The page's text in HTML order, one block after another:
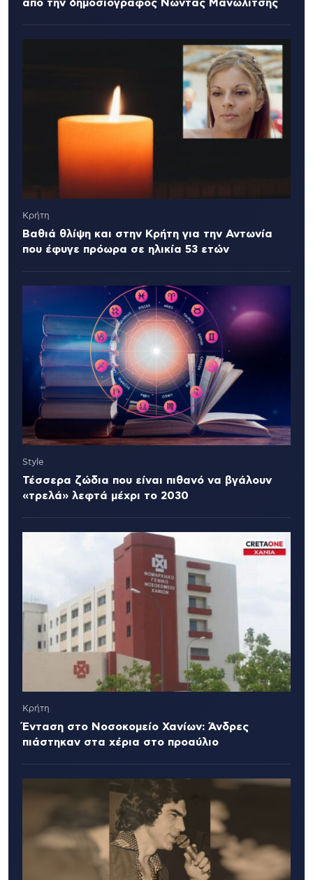
από την δημοσιογράφος Νώντας Μανωλίτσης
Κρήτη
Βαθιά θλίψη και στην Κρήτη για την Αντωνία
που έφυγε πρόωρα σε ηλικία 53 ετών
Style
Τέσσερα ζώδια που είναι πιθανό να βγάλουν
«τρελά» λεφτά μέχρι το 2030
Κρήτη
Ένταση στο Νοσοκομείο Χανίων: Άνδρες
πιάστηκαν στα χέρια στο προαύλιο